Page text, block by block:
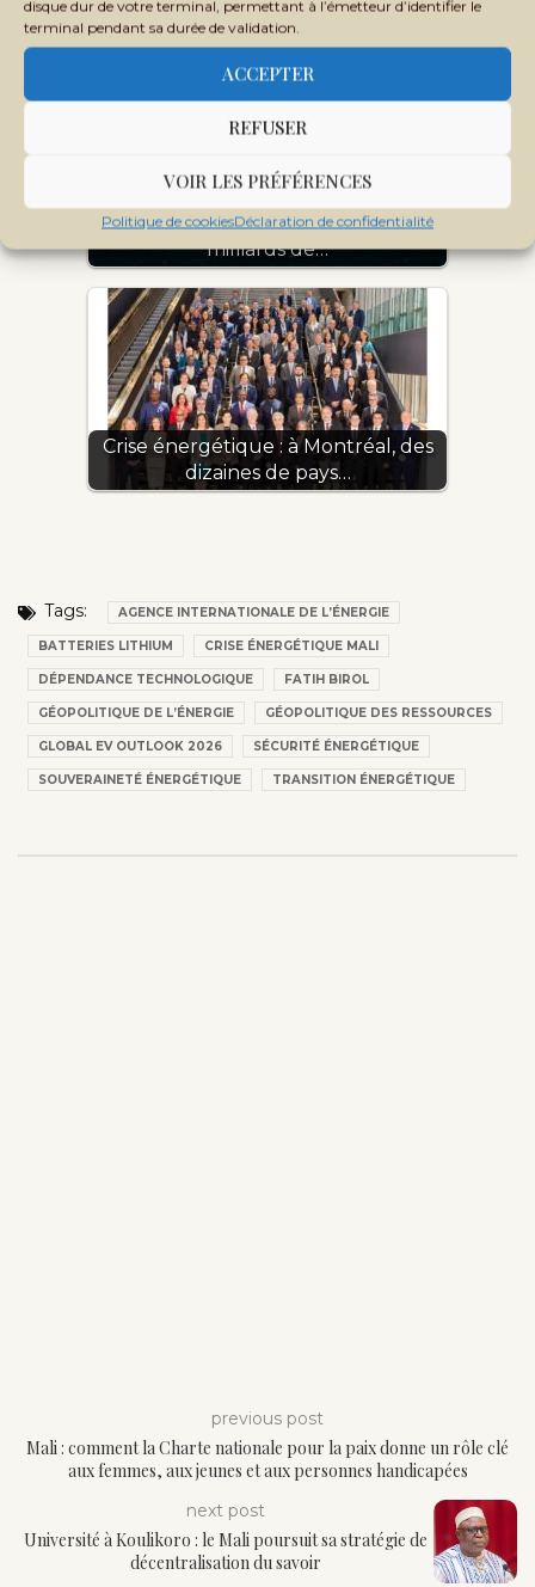
disque dur de votre terminal, permettant à l’émetteur d’identifier le
terminal pendant sa durée de validation.
ACCEPTER
REFUSER
VOIR LES PRÉFÉRENCES
Politique de cookiesDéclaration de confidentialité
Crise du détroit d'Ormuz : 3 400
milliards de…
Crise énergétique : à Montréal, des
dizaines de pays…
Tags: AGENCE INTERNATIONALE DE L’ÉNERGIE
BATTERIES LITHIUM CRISE ÉNERGÉTIQUE MALI
DÉPENDANCE TECHNOLOGIQUE FATIH BIROL
GÉOPOLITIQUE DE L’ÉNERGIE GÉOPOLITIQUE DES RESSOURCES
GLOBAL EV OUTLOOK 2026 SÉCURITÉ ÉNERGÉTIQUE
SOUVERAINETÉ ÉNERGÉTIQUE TRANSITION ÉNERGÉTIQUE
previous post
Mali : comment la Charte nationale pour la paix donne un rôle clé
aux femmes, aux jeunes et aux personnes handicapées
next post
Université à Koulikoro : le Mali poursuit sa stratégie de
décentralisation du savoir